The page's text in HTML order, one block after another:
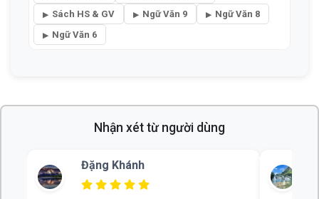
Sách HS & GV
Ngữ Văn 9
Ngữ Văn 8
Ngữ Văn 6
Nhận xét từ người dùng
Đặng Khánh